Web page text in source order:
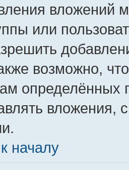
вложений
или
возможно,
определённых
вложения,
началу